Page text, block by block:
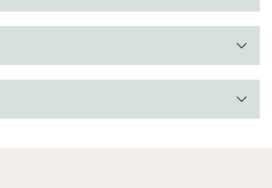
qui recherchent un complément conscient allant au-delà
dans les phases où concentration, sérénité et
au quotidien. Sans caféine ni autres stimulants, la
le quotidien – le matin pour bien commencer la journée